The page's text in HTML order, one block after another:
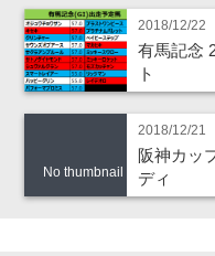
2018/12/22
有馬記念
ト
No thumbnail
2018/12/21
阪神カッ
ディ